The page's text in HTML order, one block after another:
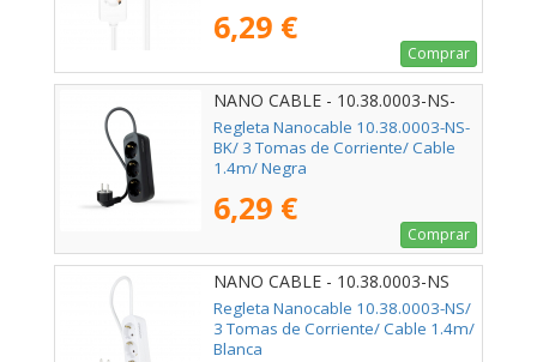
6,29 €
Comprar
NANO CABLE - 10.38.0003-NS-
BK
Regleta Nanocable 10.38.0003-NS-
BK/ 3 Tomas de Corriente/ Cable
1.4m/ Negra
6,29 €
Comprar
NANO CABLE - 10.38.0003-NS
Regleta Nanocable 10.38.0003-NS/
3 Tomas de Corriente/ Cable 1.4m/
Blanca